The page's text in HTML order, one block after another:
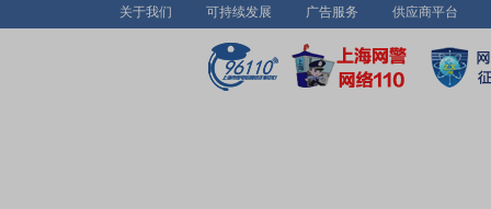
关于我们 可持续发展 广告服务 供应商平台